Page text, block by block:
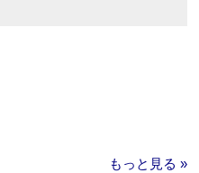
もっと見る »